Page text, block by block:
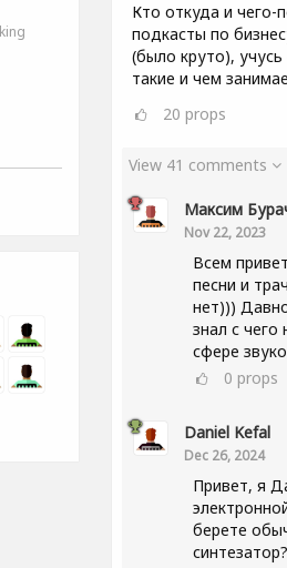
Кто откуда и чего-
подкасты по
(было круто),
такие и чем
20 props
View 41 comments
Максим
Nov 22, 2023
Всем
песни и
нет)))
знал с
сфере
0 props
Daniel Kefal
Dec 26, 2024
Привет, я
берете
синтезатор?